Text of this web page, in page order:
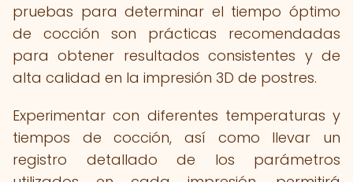
pruebas para determinar el tiempo óptimo
de cocción son prácticas recomendadas
para obtener resultados consistentes y de
alta calidad en la impresión 3D de postres.
Experimentar con diferentes temperaturas y
tiempos de cocción, así como llevar un
registro detallado de los parámetros